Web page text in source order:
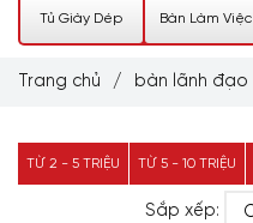
Tủ Giày Dép Bàn Làm Việc
Trang chủ / bàn lãnh đạo
TỪ 2 - 5 TRIỆU TỪ 5 - 10 TRIỆU
Sắp xếp: